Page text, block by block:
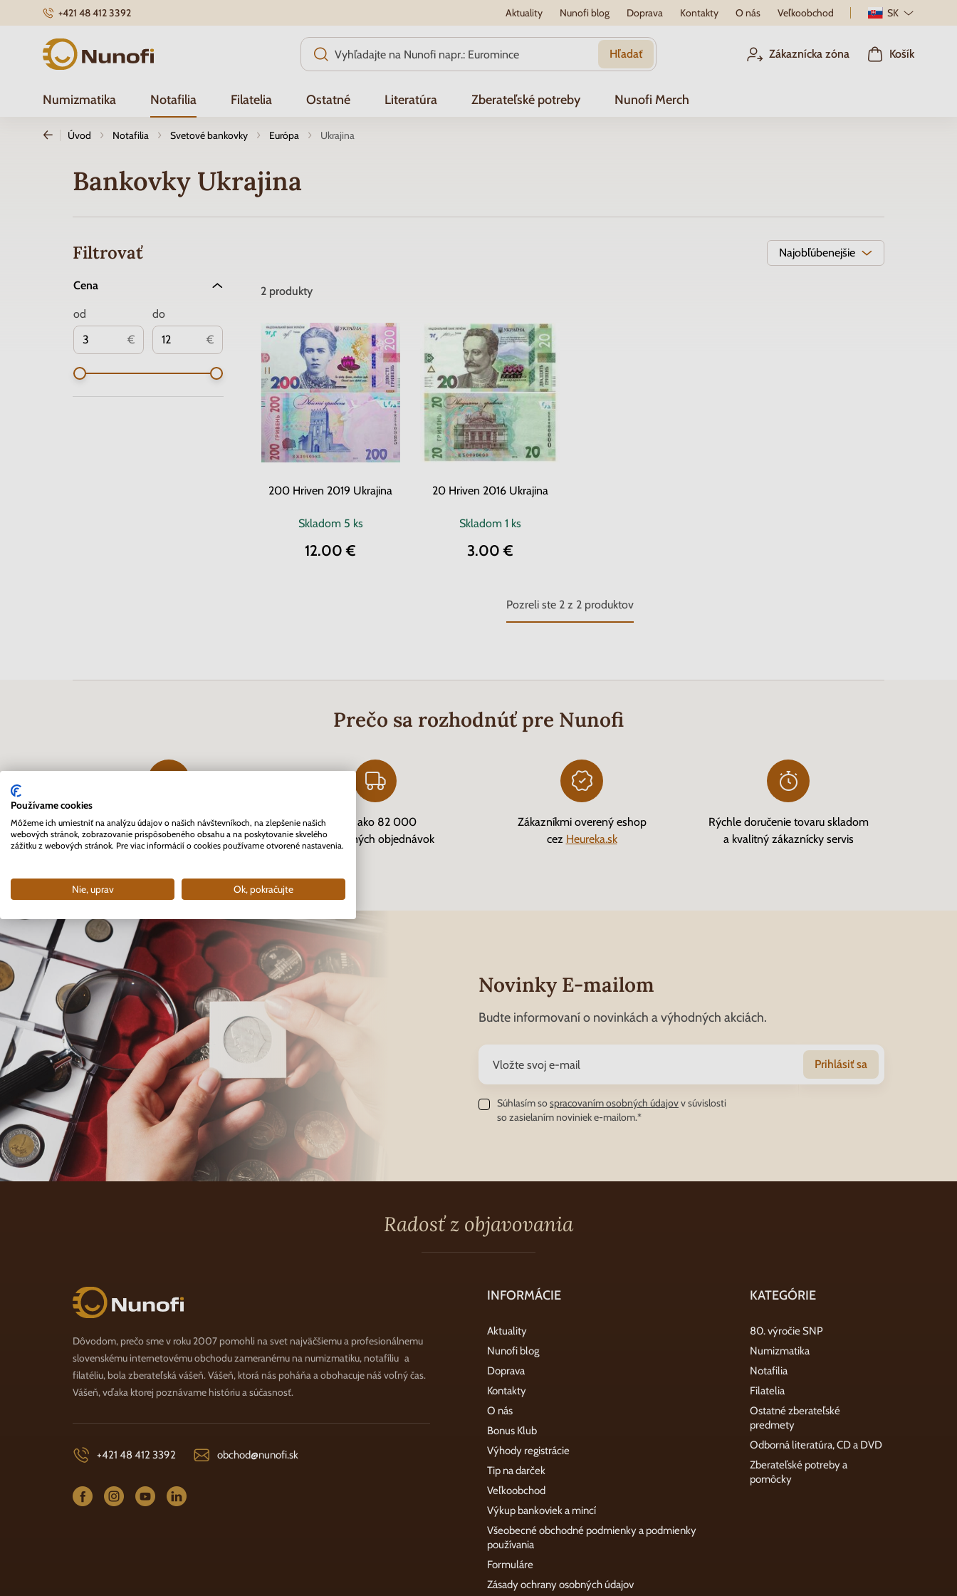
+421 48 412 3392 Aktuality Nunofi blog Doprava Kontakty O nás Veľkoobchod SK
Nunofi.sk Hľadať Zákaznícka zóna Košík
Numizmatika Notafilia Filatelia Ostatné Literatúra Zberateľské potreby Nunofi Merch
Úvod Notafilia Svetové bankovky Európa Ukrajina
Bankovky Ukrajina
Filtrovať
Cena
€
od
€
do
Najobľúbenejšie
2 produkty
200 Hriven 2019 Ukrajina
Skladom 5 ks
12.00 €
20 Hriven 2016 Ukrajina
Skladom 1 ks
3.00 €
Pozreli ste 2z 2produktov
Prečo sa rozhodnúť pre Nunofi
Prvý profesionálny eshop
pre zberateľov na Slovensku
Viac ako 82 000
vybavených objednávok
Zákazníkmi overený eshop
cez Heureka.sk
Rýchle doručenie tovaru skladom
a kvalitný zákaznícky servis
Novinky E-mailom
Budte informovaní o novinkách a výhodných akciách.
Prihlásiť sa
Súhlasím sospracovaním osobných údajovv súvislosti
so zasielaním noviniek e-mailom.*
Radosť z objavovania
Nunofi.sk
Dôvodom, prečo sme v roku 2007 pomohli na svet najväčšiemu a profesionálnemu
slovenskému internetovému obchodu zameranému na numizmatiku, notafíliu a
filatéliu, bola zberateľská vášeň. Vášeň, ktorá nás poháňa a obohacuje náš voľný čas.
Vášeň, vďaka ktorej poznávame históriu a súčasnosť.
+421 48 412 3392 obchod@nunofi.sk
INFORMÁCIE
Aktuality
Nunofi blog
Doprava
Kontakty
O nás
Bonus Klub
Výhody registrácie
Tip na darček
Veľkoobchod
Výkup bankoviek a mincí
Všeobecné obchodné podmienky a podmienky
používania
Formuláre
Zásady ochrany osobných údajov
KATEGÓRIE
80. výročie SNP
Numizmatika
Notafilia
Filatelia
Ostatné zberateľské
predmety
Odborná literatúra, CD a DVD
Zberateľské potreby a
pomôcky
Používame cookies
Môžeme ich umiestniť na analýzu údajov o našich návštevníkoch, na zlepšenie našich
webových stránok, zobrazovanie prispôsobeného obsahu a na poskytovanie skvelého
zážitku z webových stránok. Pre viac informácií o cookies používame otvorené nastavenia.
Nie, uprav Ok, pokračujte